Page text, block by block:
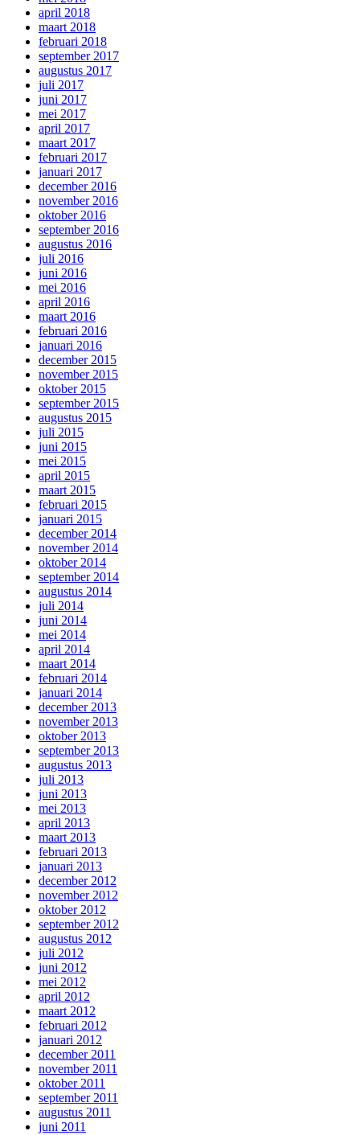
april 2018
maart 2018
februari 2018
september 2017
augustus 2017
juli 2017
juni 2017
mei 2017
april 2017
maart 2017
februari 2017
januari 2017
december 2016
november 2016
oktober 2016
september 2016
augustus 2016
juli 2016
juni 2016
mei 2016
april 2016
maart 2016
februari 2016
januari 2016
december 2015
november 2015
oktober 2015
september 2015
augustus 2015
juli 2015
juni 2015
mei 2015
april 2015
maart 2015
februari 2015
januari 2015
december 2014
november 2014
oktober 2014
september 2014
augustus 2014
juli 2014
juni 2014
mei 2014
april 2014
maart 2014
februari 2014
januari 2014
december 2013
november 2013
oktober 2013
september 2013
augustus 2013
juli 2013
juni 2013
mei 2013
april 2013
maart 2013
februari 2013
januari 2013
december 2012
november 2012
oktober 2012
september 2012
augustus 2012
juli 2012
juni 2012
mei 2012
april 2012
maart 2012
februari 2012
januari 2012
december 2011
november 2011
oktober 2011
september 2011
augustus 2011
juni 2011